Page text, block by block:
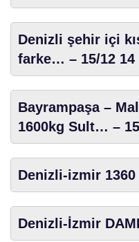
Denizli şehir içi
farke… – 15/12 14
Bayrampaşa –
1600kg Sult… –
Denizli-izmir 1360
Denizli-İzmir